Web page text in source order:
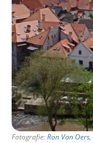
Fotografie:Ron Van Oers,